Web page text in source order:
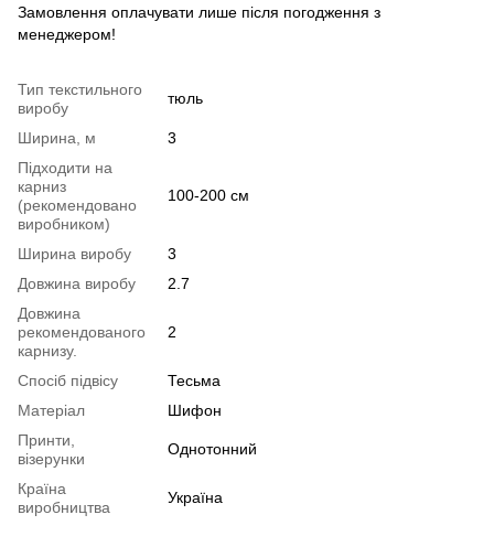
Замовлення оплачувати лише після погодження з
менеджером!
Тип текстильного
виробу
тюль
Ширина, м
3
Підходити на
карниз
(рекомендовано
виробником)
100-200 см
Ширина виробу
3
Довжина виробу
2.7
Довжина
рекомендованого
карнизу.
2
Спосіб підвісу
Тесьма
Матеріал
Шифон
Принти,
візерунки
Однотонний
Країна
виробництва
Україна